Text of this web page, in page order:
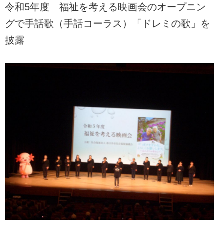
令和5年度 福祉を考える映画会のオープニン
グで手話歌（手話コーラス）「ドレミの歌」を
披露